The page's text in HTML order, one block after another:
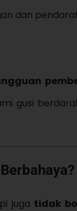
dan
gusi
juga tidak